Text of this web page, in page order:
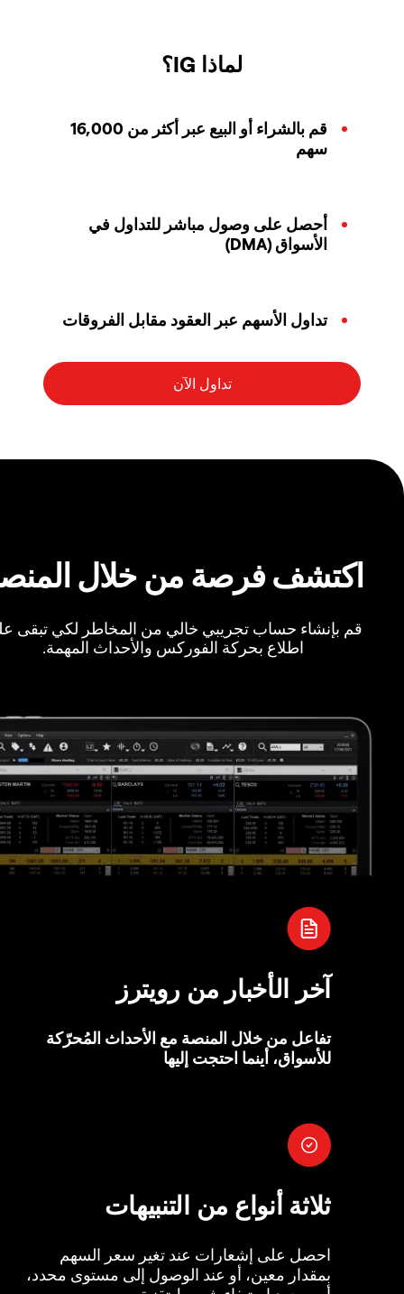
لماذا IG؟
قم بالشراء أو البيع عبر أكثر من 16,000
سهم
أحصل على وصول مباشر للتداول في
الأسواق (DMA)
تداول الأسهم عبر العقود مقابل الفروقات
اكتشف فرصة من خلال
قم بإنشاء حساب تجريبي خالي من المخاطر لكي تبقى
اطلاع بحركة الفوركس والأحداث المهمة.
آخر الأخبار من رويترز
تفاعل من خلال المنصة مع الأحداث المُحرّكة
للأسواق، أينما احتجت إليها
ثلاثة أنواع من التنبيهات
احصل على إشعارات عند تغير سعر السهم
بمقدار معين، أو عند الوصول إلى مستوى محدد،